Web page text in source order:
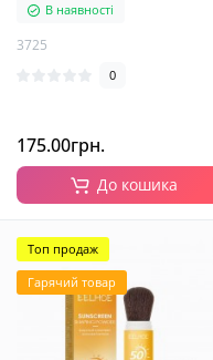
В наявності
3725
0
175.00грн.
До кошика
Топ продаж
Гарячий товар